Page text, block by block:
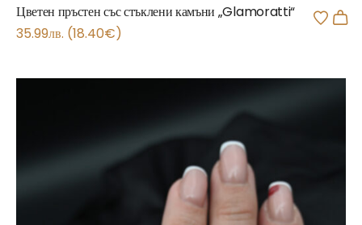
Цветен пръстен със стъклени камъни „Glamoratti“
35.99лв. (18.40€)